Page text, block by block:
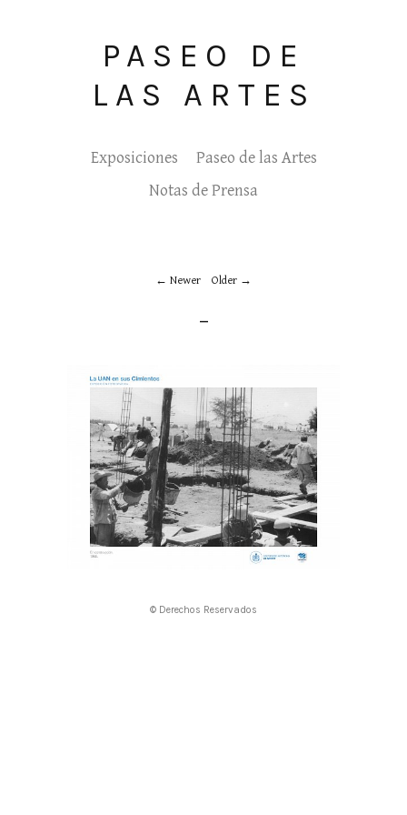
PASEO DE
LAS ARTES
Exposiciones
Paseo de las Artes
Notas de Prensa
Newer Older
_
© Derechos Reservados